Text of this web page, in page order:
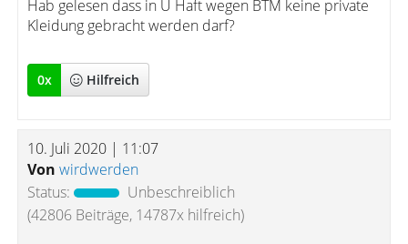
Hab gelesen dass in U Haft wegen BTM keine private
Kleidung gebracht werden darf?
0x Hilfreich
10. Juli 2020 | 11:07
Von wirdwerden
Status:
Unbeschreiblich
(42806 Beiträge, 14787x hilfreich)